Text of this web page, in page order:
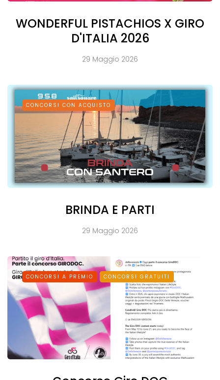
WONDERFUL PISTACHIOS X GIRO
D'ITALIA 2026
29 Maggio 2026
CONCORSI CON ACQUISTO
BRINDA E PARTI
29 Maggio 2026
CONCORSI A PREMIO CONCORSI GRATUITI